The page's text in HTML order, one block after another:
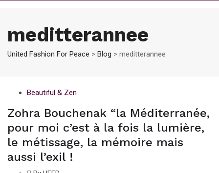
meditterannee
United Fashion For Peace > Blog > meditterannee
Beautiful & Zen
Zohra Bouchenak “la Méditerranée,
pour moi c’est à la fois la lumière,
le métissage, la mémoire mais
aussi l’exil !